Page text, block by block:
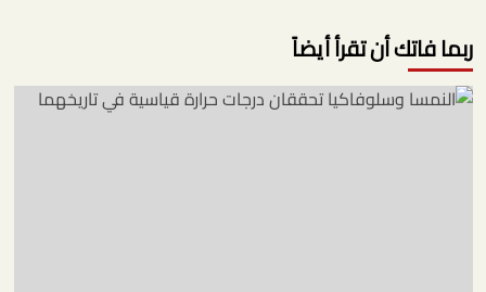
ربما فاتك أن تقرأ أيضاً